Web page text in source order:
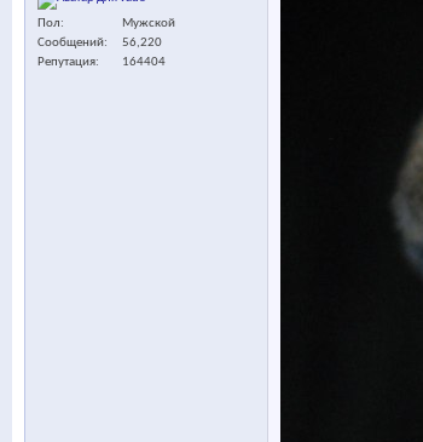
Пол
Мужской
Сообщений
56,220
Репутация
164404